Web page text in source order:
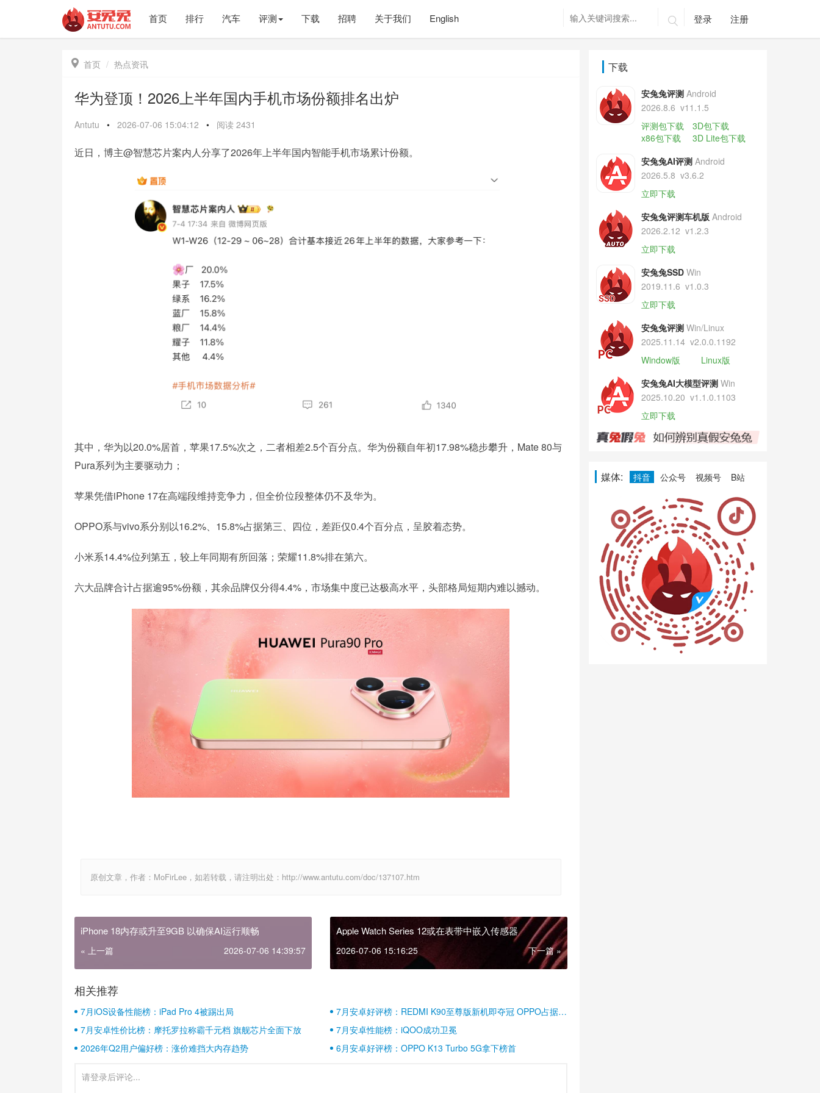
首页 排行 汽车 评测 下载 招聘 关于我们 English  登录 注册
 首页 热点资讯
华为登顶！2026上半年国内手机市场份额排名出炉
Antutu • 2026-07-06 15:04:12 • 阅读 2431
近日，博主@智慧芯片案内人分享了2026年上半年国内智能手机市场累计份额。
其中，华为以20.0%居首，苹果17.5%次之，二者相差2.5个百分点。华为份额自年初17.98%稳步攀升，Mate 80与
Pura系列为主要驱动力；
苹果凭借iPhone 17在高端段维持竞争力，但全价位段整体仍不及华为。
OPPO系与vivo系分别以16.2%、15.8%占据第三、四位，差距仅0.4个百分点，呈胶着态势。
小米系14.4%位列第五，较上年同期有所回落；荣耀11.8%排在第六。
六大品牌合计占据逾95%份额，其余品牌仅分得4.4%，市场集中度已达极高水平，头部格局短期内难以撼动。
原创文章，作者：MoFirLee，如若转载，请注明出处：http://www.antutu.com/doc/137107.htm
iPhone 18内存或升至9GB 以确保AI运行顺畅
« 上一篇 2026-07-06 14:39:57
Apple Watch Series 12或在表带中嵌入传感器
2026-07-06 15:16:25 下一篇 »
相关推荐
7月iOS设备性能榜：iPad Pro 4被踢出局
7月安卓好评榜：REDMI K90至尊版新机即夺冠 OPPO占据半
壁江山
7月安卓性价比榜：摩托罗拉称霸千元档 旗舰芯片全面下放
7月安卓性能榜：iQOO成功卫冕
2026年Q2用户偏好榜：涨价难挡大内存趋势
6月安卓好评榜：OPPO K13 Turbo 5G拿下榜首
下载
安兔兔评测 Android
2026.8.6 v11.1.5
评测包下载
3D包下载
x86包下载
3D Lite包下载
安兔兔AI评测 Android
2026.5.8 v3.6.2
立即下载
安兔兔评测车机版 Android
2026.2.12 v1.2.3
立即下载
安兔兔SSD Win
2019.11.6 v1.0.3
立即下载
安兔兔评测 Win/Linux
2025.11.14 v2.0.0.1192
Window版
Linux版
安兔兔AI大模型评测 Win
2025.10.20 v1.1.0.1103
立即下载
媒体: 抖音 公众号 视频号 B站